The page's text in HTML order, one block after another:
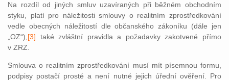
Na rozdíl od jiných smluv uzavíraných při běžném obchodním
styku, platí pro náležitosti smlouvy o realitním zprostředkování
vedle obecných náležitostí dle občanského zákoníku (dále jen
„OZ“), [3] také zvláštní pravidla a požadavky zakotvené přímo
v ZRZ.
Smlouva o realitním zprostředkování musí mít písemnou formu,
podpisy postačí prosté a není nutné jejich úřední ověření. Pro